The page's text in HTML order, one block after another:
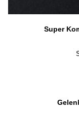
Super